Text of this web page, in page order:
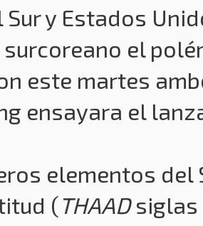
Sur y Estados
el
este martes
ensayara el
elementos del
(THAADsiglas